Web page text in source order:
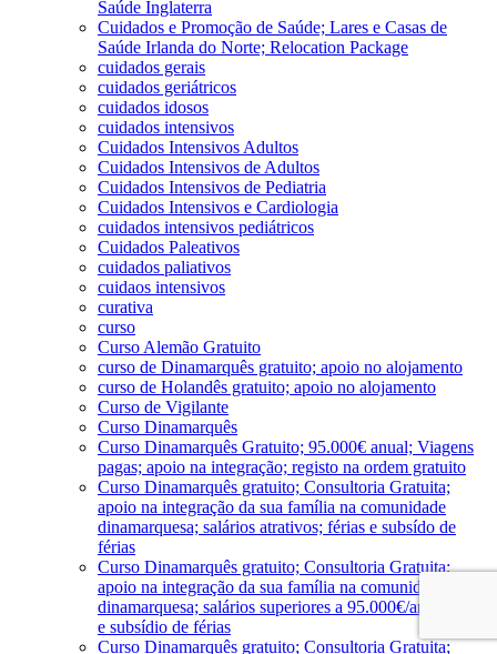
Saúde Inglaterra
Cuidados e Promoção de Saúde; Lares e Casas de
Saúde Irlanda do Norte; Relocation Package
cuidados gerais
cuidados geriátricos
cuidados idosos
cuidados intensivos
Cuidados Intensivos Adultos
Cuidados Intensivos de Adultos
Cuidados Intensivos de Pediatria
Cuidados Intensivos e Cardiologia
cuidados intensivos pediátricos
Cuidados Paleativos
cuidados paliativos
cuidaos intensivos
curativa
curso
Curso Alemão Gratuito
curso de Dinamarquês gratuito; apoio no alojamento
curso de Holandês gratuito; apoio no alojamento
Curso de Vigilante
Curso Dinamarquês
Curso Dinamarquês Gratuito; 95.000€ anual; Viagens
pagas; apoio na integração; registo na ordem gratuito
Curso Dinamarquês gratuito; Consultoria Gratuita;
apoio na integração da sua família na comunidade
dinamarquesa; salários atrativos; férias e subsído de
férias
Curso Dinamarquês gratuito; Consultoria Gratuita;
apoio na integração da sua família na comunidade
dinamarquesa; salários superiores a 95.000€/ano; férias
e subsídio de férias
Curso Dinamarquês gratuito; Consultoria Gratuita;